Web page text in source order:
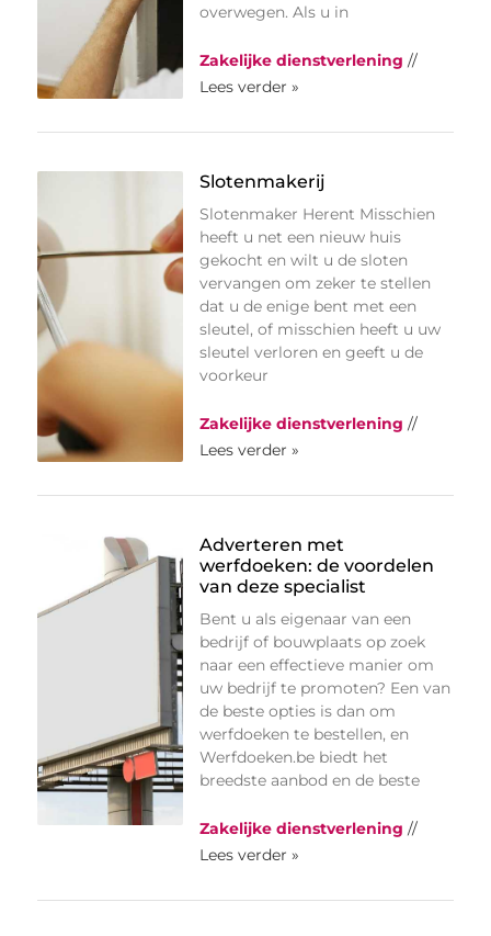
overwegen. Als u in
Zakelijke dienstverlening //
Lees verder »
Slotenmakerij
Slotenmaker Herent Misschien
heeft u net een nieuw huis
gekocht en wilt u de sloten
vervangen om zeker te stellen
dat u de enige bent met een
sleutel, of misschien heeft u uw
sleutel verloren en geeft u de
voorkeur
Zakelijke dienstverlening //
Lees verder »
Adverteren met
werfdoeken: de voordelen
van deze specialist
Bent u als eigenaar van een
bedrijf of bouwplaats op zoek
naar een effectieve manier om
uw bedrijf te promoten? Een van
de beste opties is dan om
werfdoeken te bestellen, en
Werfdoeken.be biedt het
breedste aanbod en de beste
Zakelijke dienstverlening //
Lees verder »